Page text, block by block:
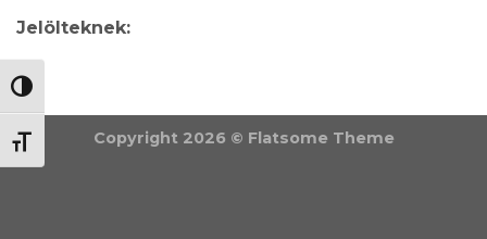
NAGY KONTRASZT VÁLTÁSA
BETŰMÉRET VÁLTÁSA
Jelölteknek:
Copyright 2026 © Flatsome Theme